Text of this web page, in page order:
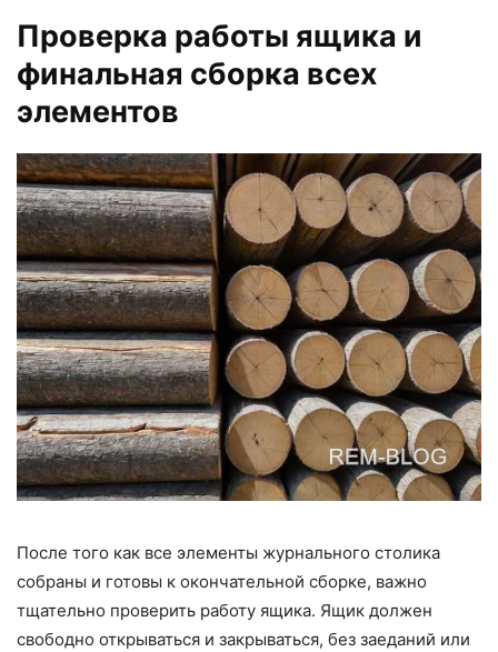
Проверка работы ящика и
финальная сборка всех
элементов
После того как все элементы журнального столика
собраны и готовы к окончательной сборке, важно
тщательно проверить работу ящика. Ящик должен
свободно открываться и закрываться, без заеданий или